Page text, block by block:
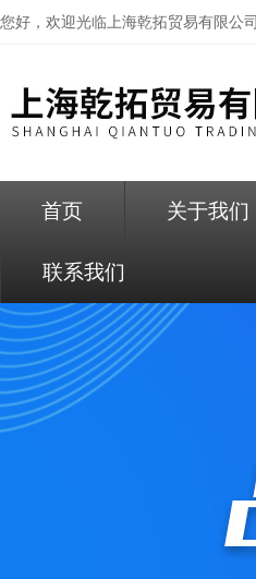
您好，欢迎光临上海乾拓贸易有限公司
首页 关于我们
联系我们